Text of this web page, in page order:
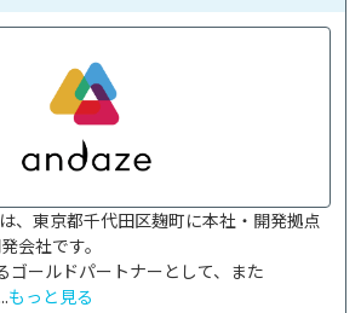
、東京都千代田区麹町に本社・開発拠点
会社です。
ールドパートナーとして、また
もっと見る